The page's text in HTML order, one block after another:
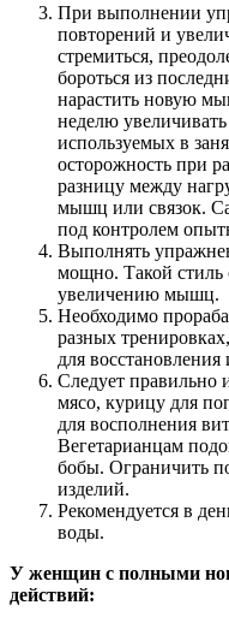
При выполнении
повторений и
стремиться,
бороться из
нарастить новую
неделю
используемых в
осторожность при
разницу между
мышц или связок.
под контролем
Выполнять
мощно. Такой стиль
увеличению мышц.
Необходимо
разных
для восстановления
Следует правильно
мясо, курицу для
для восполнения
Вегетарианцам
бобы. Ограничить
изделий.
Рекомендуется в
воды.
У женщин с полными
действий: